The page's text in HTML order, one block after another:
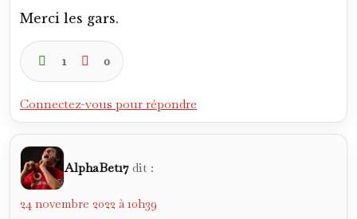
Merci les gars.
1 0
Connectez-vous pour répondre
AlphaBet17 dit :
24 novembre 2022 à 10h39